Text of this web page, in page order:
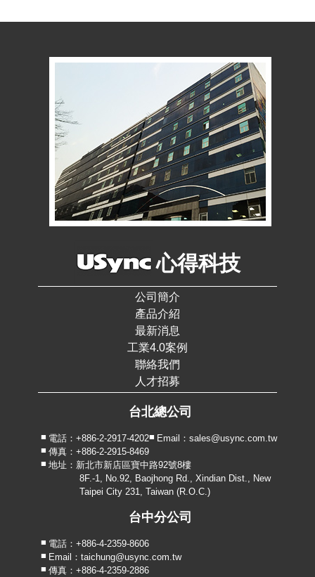
心得科技
公司簡介
產品介紹
最新消息
工業4.0案例
聯絡我們
人才招募
台北總公司
電話：+886-2-2917-4202
Email：sales@usync.com.tw
傳真：+886-2-2915-8469
地址：新北市新店區寶中路92號8樓
8F.-1, No.92, Baojhong Rd., Xindian Dist., New
Taipei City 231, Taiwan (R.O.C.)
台中分公司
電話：+886-4-2359-8606
Email：taichung@usync.com.tw
傳真：+886-4-2359-2886